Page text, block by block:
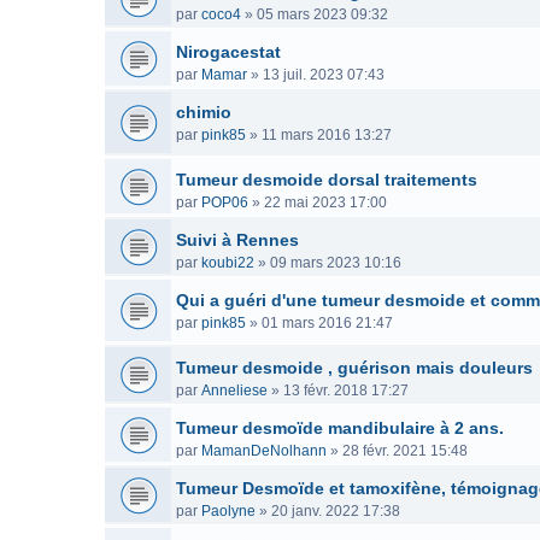
par coco4 » 05 mars 2023 09:32
Nirogacestat
par Mamar » 13 juil. 2023 07:43
chimio
par pink85 » 11 mars 2016 13:27
Tumeur desmoide dorsal traitements
par POP06 » 22 mai 2023 17:00
Suivi à Rennes
par koubi22 » 09 mars 2023 10:16
Qui a guéri d'une tumeur desmoide et
par pink85 » 01 mars 2016 21:47
Tumeur desmoide , guérison mais douleurs
par Anneliese » 13 févr. 2018 17:27
Tumeur desmoïde mandibulaire à 2 ans.
par MamanDeNolhann » 28 févr. 2021 15:48
Tumeur Desmoïde et tamoxifène,
par Paolyne » 20 janv. 2022 17:38